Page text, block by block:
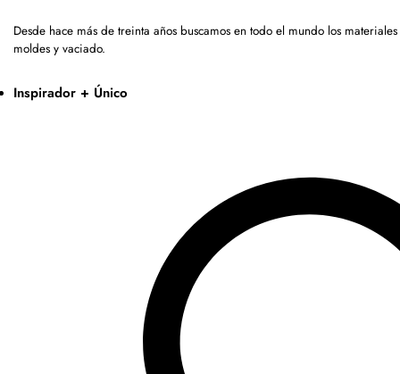
Desde hace más de treinta años buscamos en todo el mundo los
moldes y vaciado.
Inspirador + Único